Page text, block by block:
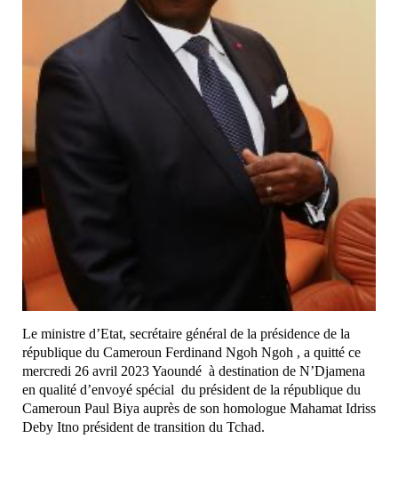
Le ministre d’Etat, secrétaire général de la présidence de la
république du Cameroun Ferdinand Ngoh Ngoh , a quitté ce
mercredi 26 avril 2023 Yaoundé à destination de N’Djamena
en qualité d’envoyé spécial du président de la république du
Cameroun Paul Biya auprès de son homologue Mahamat Idriss
Deby Itno président de transition du Tchad.